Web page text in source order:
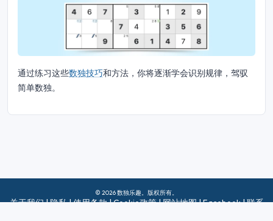
通过练习这些数独技巧和方法，你将逐渐学会识别规律，驾驭
简单数独。
© 2026 数独乐趣。版权所有。
关于我们|隐私|使用条款|Cookie政策|网站地图|Facebook|联系